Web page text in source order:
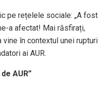
pe rețelele sociale: „A fost
a afectat! Mai răsfirați,
în contextul unei rupturi
ai AUR.
AUR”